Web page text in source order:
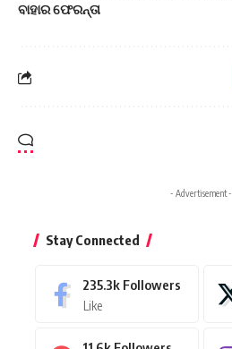
ବାହାର ଫେରନ୍ତା
- Advertisement -
Stay Connected
235.3k Followers
Like